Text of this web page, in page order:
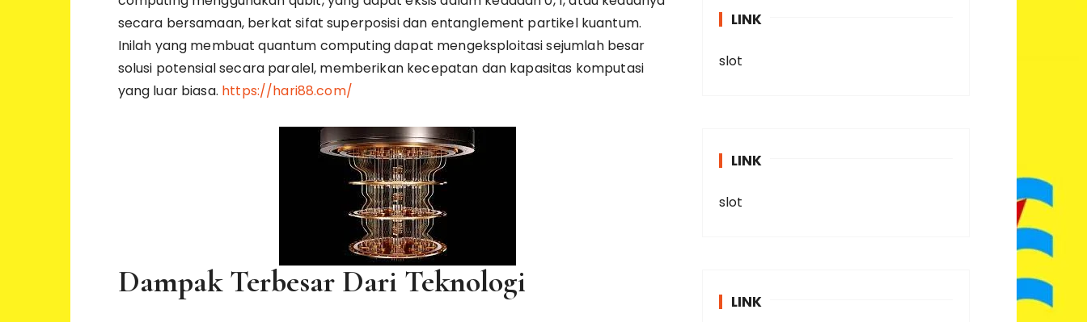
secara bersamaan, berkat sifat superposisi dan entanglement partikel kuantum.
Inilah yang membuat quantum computing dapat mengeksploitasi sejumlah besar
solusi potensial secara paralel, memberikan kecepatan dan kapasitas komputasi
yang luar biasa. https://hari88.com/
Dampak Terbesar Dari Teknologi
LINK
slot
LINK
slot
LINK